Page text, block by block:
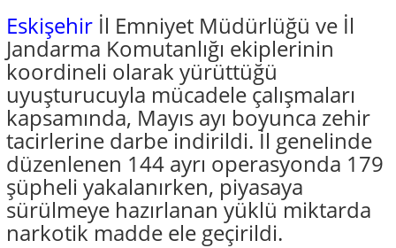
Eskişehir İl Emniyet Müdürlüğü ve İl
Jandarma Komutanlığı ekiplerinin
koordineli olarak yürüttüğü
uyuşturucuyla mücadele çalışmaları
kapsamında, Mayıs ayı boyunca zehir
tacirlerine darbe indirildi. İl genelinde
düzenlenen 144 ayrı operasyonda 179
şüpheli yakalanırken, piyasaya
sürülmeye hazırlanan yüklü miktarda
narkotik madde ele geçirildi.